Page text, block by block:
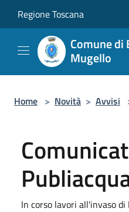
Regione Toscana
Comune di
Mugello
Home > Novità > Avvisi
In corso lavori all'invaso di